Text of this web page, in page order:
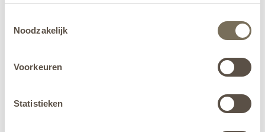
jehier.
Noodzakelijk
Voorkeuren
Statistieken